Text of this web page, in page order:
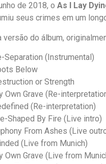
de 2018, o As I Lay
seus crimes em um
versão do álbum,
Separation (Instrumental)
Below
or Strength
Own Grave (Re-
(Re-interpretation)
Shaped By Fire (Live intro)
From Ashes (Live
(Live from Munich)
Own Grave (Live from